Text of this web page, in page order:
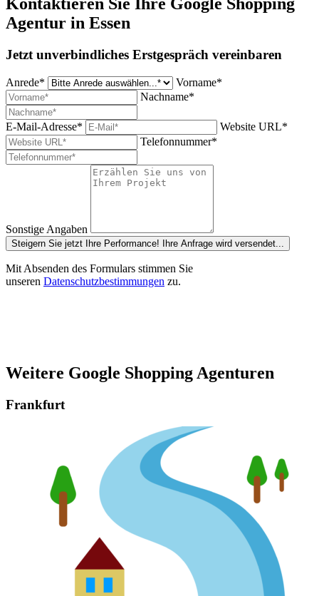
Kontaktieren Sie Ihre Google Shopping
Agentur in Essen
Jetzt unverbindliches Erstgespräch vereinbaren
Anrede*
Vorname*
Nachname*
E-Mail-Adresse*
Website URL*
Telefonnummer*
Sonstige Angaben
Steigern Sie jetzt Ihre Performance! Ihre Anfrage wird versendet...
Mit Absenden des Formulars stimmen Sie
unseren Datenschutzbestimmungen zu.
Weitere Google Shopping Agenturen
Frankfurt